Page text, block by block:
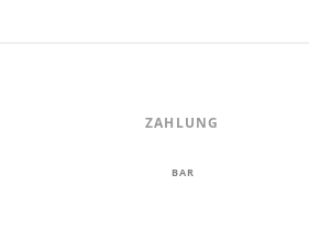
ZAHLUNG
BAR